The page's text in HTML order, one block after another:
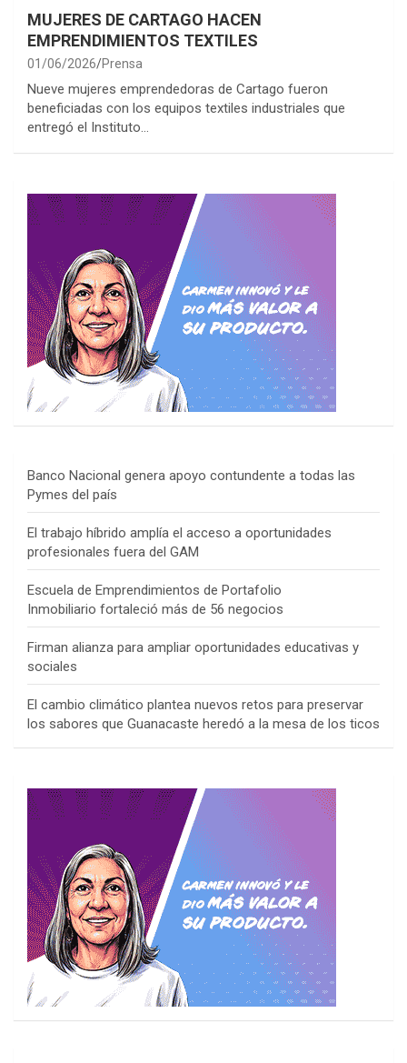
MUJERES DE CARTAGO HACEN
EMPRENDIMIENTOS TEXTILES
01/06/2026 Prensa
Nueve mujeres emprendedoras de Cartago fueron
beneficiadas con los equipos textiles industriales que
entregó el Instituto…
Banco Nacional genera apoyo contundente a todas las
Pymes del país
El trabajo híbrido amplía el acceso a oportunidades
profesionales fuera del GAM
Escuela de Emprendimientos de Portafolio
Inmobiliario fortaleció más de 56 negocios
Firman alianza para ampliar oportunidades educativas y
sociales
El cambio climático plantea nuevos retos para preservar
los sabores que Guanacaste heredó a la mesa de los ticos